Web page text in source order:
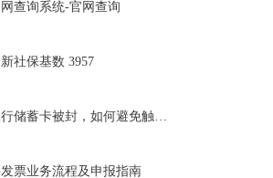
查询系统-官网查询
社保基数 3957
蓄卡被封，如何避免触发风控？
票业务流程及申报指南